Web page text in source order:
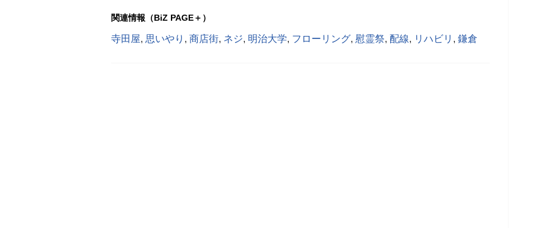
関連情報（BiZ PAGE＋）
寺田屋, 思いやり , 商店街, ネジ, 明治大学, フローリング, 慰霊祭, 配線, リハビリ , 鎌倉